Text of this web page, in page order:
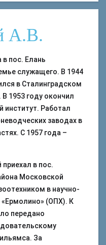
А.В.
в пос. Елань
служащего. В 1944
в Сталинградском
1953 году окончил
институт. Работал
заводах в
С 1957 года –
приехал в пос.
Московской
в научно-
«Ермолино» (ОПХ). К
передано
За